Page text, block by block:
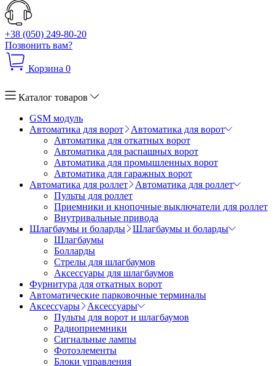
+38 (050) 249-80-20
Позвонить вам?
Корзина 0
Каталог товаров
GSM модуль
Автоматика для ворот
Автоматика для ворот
Автоматика для откатных ворот
Автоматика для распашных ворот
Автоматика для промышленных ворот
Автоматика для гаражных ворот
Автоматика для роллет
Автоматика для роллет
Пульты для роллет
Приемники и кнопочные выключатели для роллет
Внутривальные привода
Шлагбаумы и боларды
Шлагбаумы и боларды
Шлагбаумы
Болларды
Стрелы для шлагбаумов
Аксессуары для шлагбаумов
Фурнитура для откатных ворот
Автоматические парковочные терминалы
Аксессуары
Аксессуары
Пульты для ворот и шлагбаумов
Радиоприемники
Сигнальные лампы
Фотоэлементы
Блоки управления